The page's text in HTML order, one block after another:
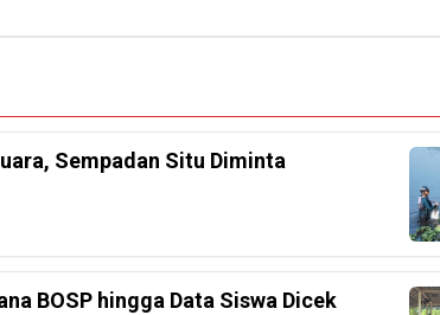
Sempadan Situ Diminta
BOSP hingga Data Siswa Dicek